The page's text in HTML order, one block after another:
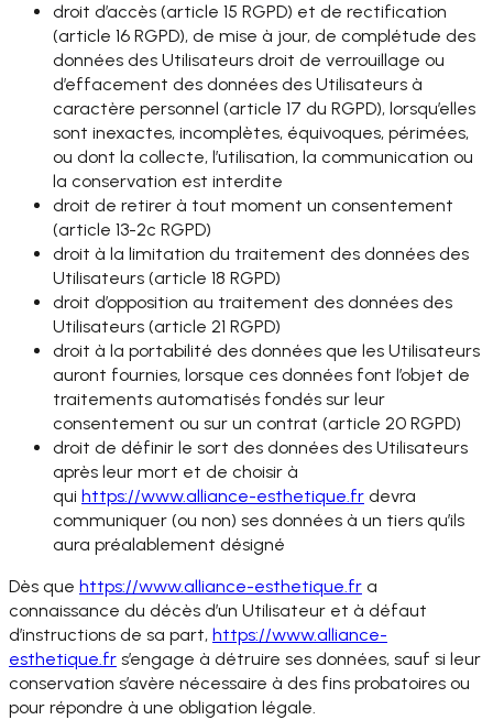
droit d’accès (article 15 RGPD) et de rectification
(article 16 RGPD), de mise à jour, de complétude des
données des Utilisateurs droit de verrouillage ou
d’effacement des données des Utilisateurs à
caractère personnel (article 17 du RGPD), lorsqu’elles
sont inexactes, incomplètes, équivoques, périmées,
ou dont la collecte, l’utilisation, la communication ou
la conservation est interdite
droit de retirer à tout moment un consentement
(article 13-2c RGPD)
droit à la limitation du traitement des données des
Utilisateurs (article 18 RGPD)
droit d’opposition au traitement des données des
Utilisateurs (article 21 RGPD)
droit à la portabilité des données que les Utilisateurs
auront fournies, lorsque ces données font l’objet de
traitements automatisés fondés sur leur
consentement ou sur un contrat (article 20 RGPD)
droit de définir le sort des données des Utilisateurs
après leur mort et de choisir à
qui https://www.alliance-esthetique.fr devra
communiquer (ou non) ses données à un tiers qu’ils
aura préalablement désigné
Dès que https://www.alliance-esthetique.fr a
connaissance du décès d’un Utilisateur et à défaut
d’instructions de sa part, https://www.alliance-
esthetique.fr s’engage à détruire ses données, sauf si leur
conservation s’avère nécessaire à des fins probatoires ou
pour répondre à une obligation légale.